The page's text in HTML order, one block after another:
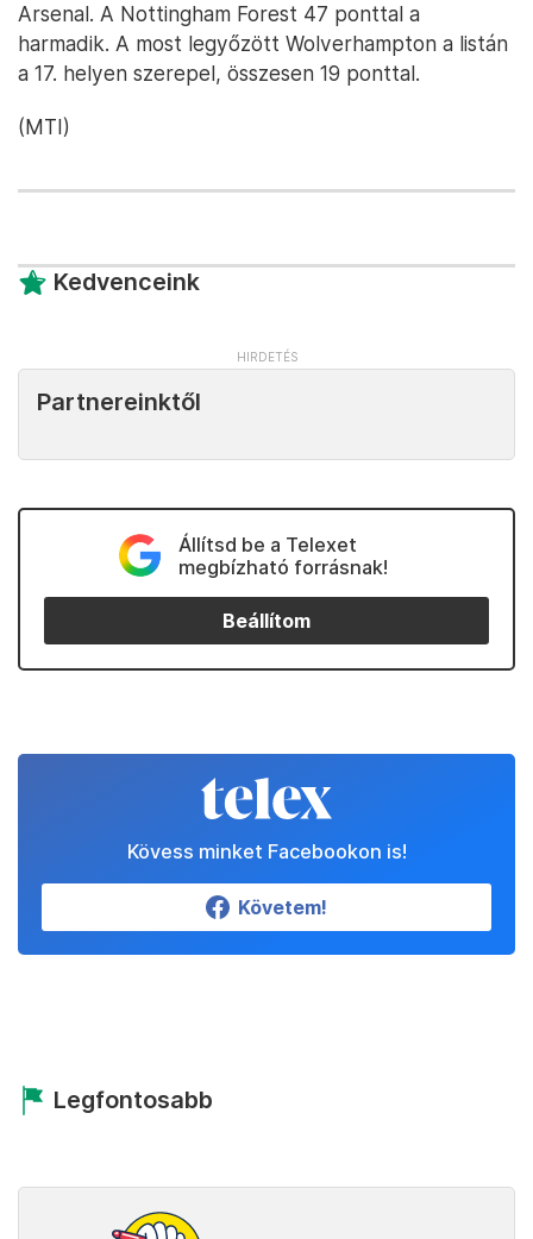
Arsenal. A Nottingham Forest 47 ponttal a
harmadik. A most legyőzött Wolverhampton a listán
a 17. helyen szerepel, összesen 19 ponttal.
(MTI)
Kedvenceink
Partnereinktől
Állítsd be a Telexet
megbízható forrásnak!
Beállítom
Kövess minket Facebookon is!
Követem!
Legfontosabb